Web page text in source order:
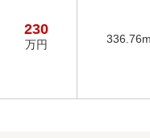
230
万円 336.76m